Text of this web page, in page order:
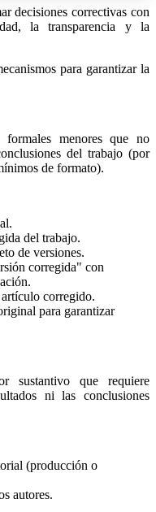
decisiones correctivas con
la transparencia y la
para garantizar la
formales menores que no
del trabajo (por
de formato).
del trabajo.
de versiones.
corregida" con
corregido.
para garantizar
sustantivo que requiere
ni las conclusiones
(producción o
autores.